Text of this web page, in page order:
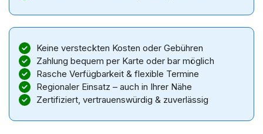
Keine versteckten Kosten oder Gebühren
Zahlung bequem per Karte oder bar möglich
Rasche Verfügbarkeit & flexible Termine
Regionaler Einsatz – auch in Ihrer Nähe
Zertifiziert, vertrauenswürdig & zuverlässig